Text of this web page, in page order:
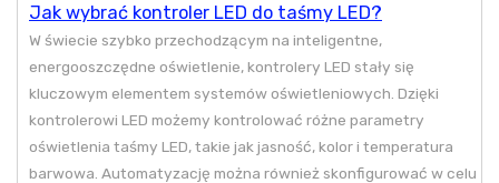
Jak wybrać kontroler LED do taśmy LED?
W świecie szybko przechodzącym na inteligentne,
energooszczędne oświetlenie, kontrolery LED stały się
kluczowym elementem systemów oświetleniowych. Dzięki
kontrolerowi LED możemy kontrolować różne parametry
oświetlenia taśmy LED, takie jak jasność, kolor i temperatura
barwowa. Automatyzację można również skonfigurować w celu